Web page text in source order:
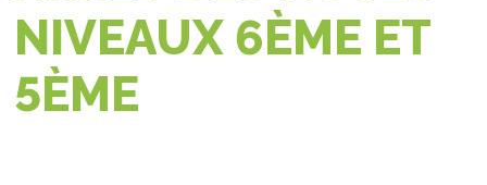
NIVEAUX 6ÈME ET
5ÈME